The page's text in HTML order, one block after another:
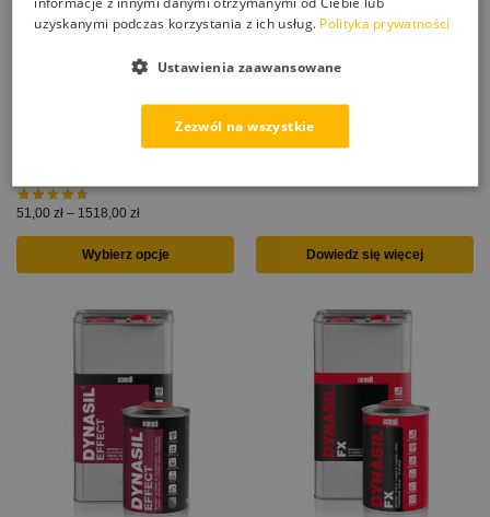
CSI 50 specjalistyczny środek
do usuwania rdzy ze stali oraz
czyszczenia kostki brukowej i
51,00 zł – 1518,00 zł
Wybierz opcje
fug, zapraw który tworzy
ochronę przed wilgocią, pleśnią
i grzybem
Dowiedz się więcej
uzyskanymi podczas korzystania z ich usług. Polityka prywatności
Zezwól na wszystkie
Ustawienia zaawansowane